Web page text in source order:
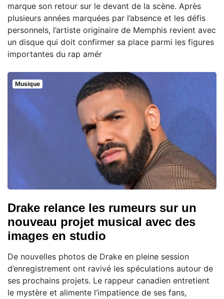
marque son retour sur le devant de la scène. Après
plusieurs années marquées par l’absence et les défis
personnels, l’artiste originaire de Memphis revient avec
un disque qui doit confirmer sa place parmi les figures
importantes du rap amér
Musique
Drake relance les rumeurs sur un
nouveau projet musical avec des
images en studio
De nouvelles photos de Drake en pleine session
d’enregistrement ont ravivé les spéculations autour de
ses prochains projets. Le rappeur canadien entretient
le mystère et alimente l’impatience de ses fans,